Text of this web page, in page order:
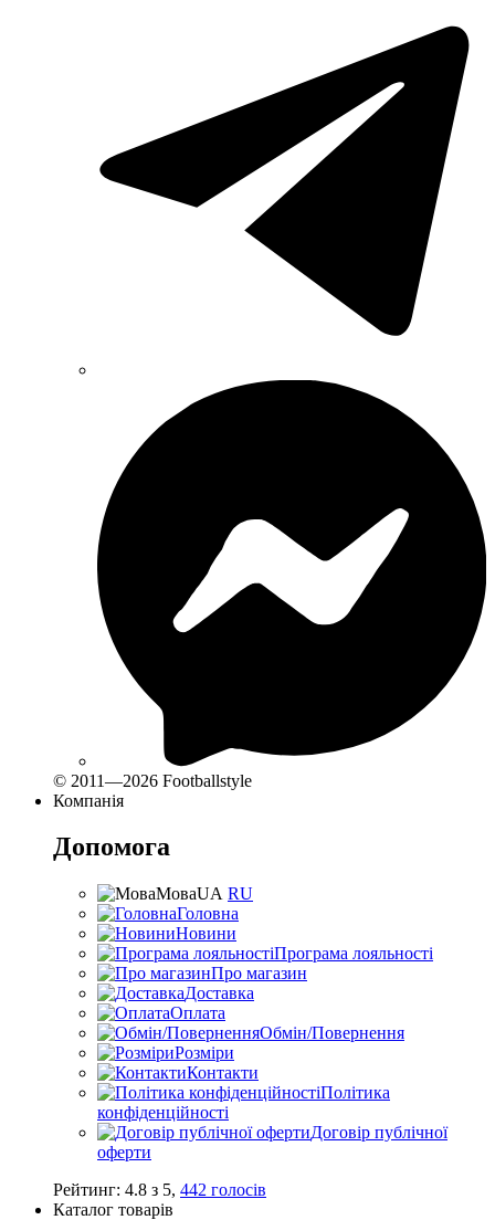
© 2011—2026 Footballstyle
Компанія
Допомога
МоваUA RU
Головна
Новини
Програма лояльності
Про магазин
Доставка
Оплата
Обмін/Повернення
Розміри
Контакти
Політика
конфіденційності
Договір публічної
оферти
Рейтинг: 4.8 з 5, 442 голосів
Каталог товарів